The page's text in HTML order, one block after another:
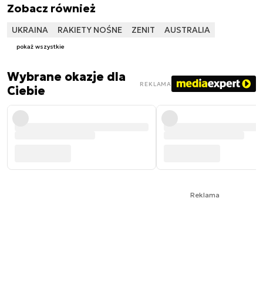
Zobacz również
UKRAINA RAKIETY NOŚNE ZENIT AUSTRALIA
pokaż wszystkie
Wybrane okazje dla
Ciebie
REKLAMA
Reklama